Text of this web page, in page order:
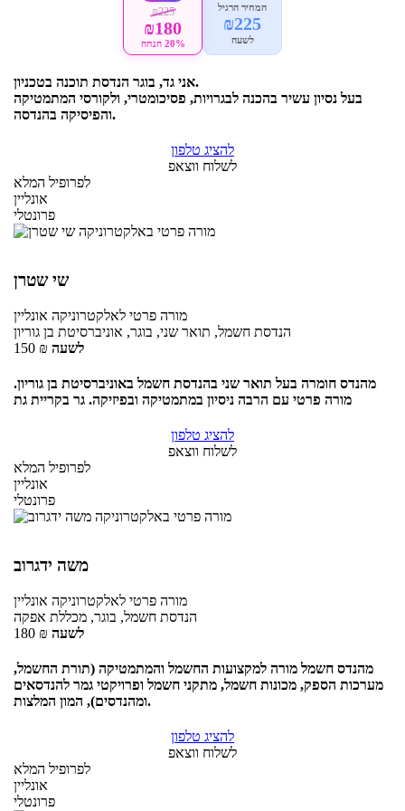
המחיר הרגיל
₪225
לשעה
₪225
₪180
20% הנחה
אני גד, בוגר הנדסת תוכנה בטכניון.
בעל נסיון עשיר בהכנה לבגרויות, פסיכומטרי, ולקורסי המתמטיקה
והפיסיקה בהנדסה.
להציג טלפון
לשלוח ווצאפ
לפרופיל המלא
אונליין
פרונטלי
שי שטרן
מורה פרטי לאלקטרוניקה אונליין
הנדסת חשמל, תואר שני, בוגר, אוניברסיטת בן גוריון
150 ₪ לשעה
מהנדס חומרה בעל תואר שני בהנדסת חשמל באוניברסיטת בן גוריון.
מורה פרטי עם הרבה ניסיון במתמטיקה ובפיזיקה. גר בקריית גת
להציג טלפון
לשלוח ווצאפ
לפרופיל המלא
אונליין
פרונטלי
משה ידגרוב
מורה פרטי לאלקטרוניקה אונליין
הנדסת חשמל, בוגר, מכללת אפקה
180 ₪ לשעה
מהנדס חשמל מורה למקצועות החשמל והמתמטיקה (תורת החשמל,
מערכות הספק, מכונות חשמל, מתקני חשמל ופרויקטי גמר להנדסאים
ומהנדסים), המון המלצות.
להציג טלפון
לשלוח ווצאפ
לפרופיל המלא
אונליין
פרונטלי